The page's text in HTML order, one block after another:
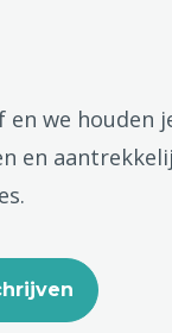
we houden
en